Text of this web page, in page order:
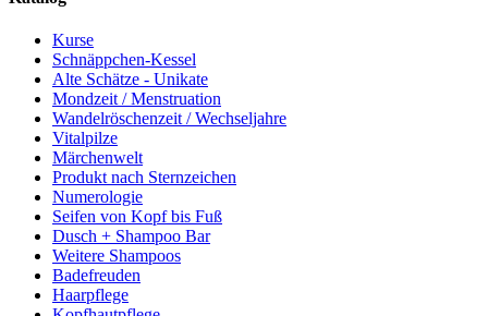
Kurse
Schnäppchen-Kessel
Alte Schätze - Unikate
Mondzeit / Menstruation
Wandelröschenzeit / Wechseljahre
Vitalpilze
Märchenwelt
Produkt nach Sternzeichen
Numerologie
Seifen von Kopf bis Fuß
Dusch + Shampoo Bar
Weitere Shampoos
Badefreuden
Haarpflege